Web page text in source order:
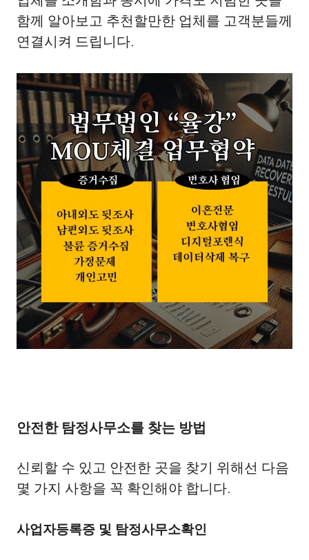
함께 알아보고 추천할만한 업체를 고객분들께
연결시켜 드립니다.
안전한 탐정사무소를 찾는 방법
신뢰할 수 있고 안전한 곳을 찾기 위해선 다음
몇 가지 사항을 꼭 확인해야 합니다.
사업자등록증 및 탐정사무소확인